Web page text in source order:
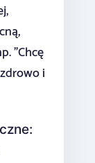
"Chcę
i